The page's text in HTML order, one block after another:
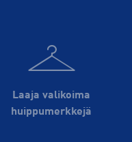
Laaja valikoima
huippu­merkkejä